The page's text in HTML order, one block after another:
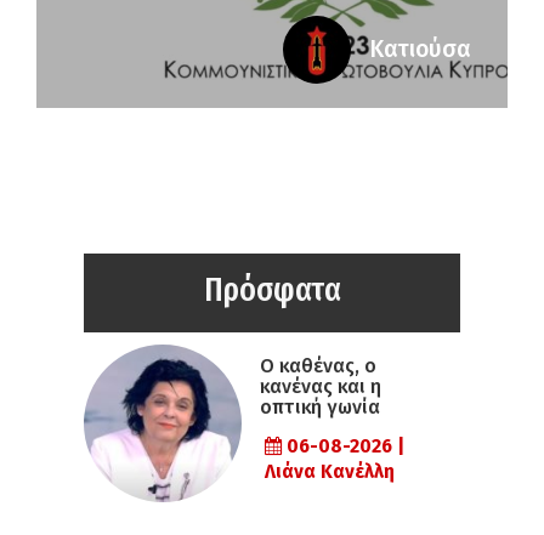
Κατιούσα
Πρόσφατα
Ο καθένας, ο
κανένας και η
οπτική γωνία
06-08-2026 |
Λιάνα Κανέλλη